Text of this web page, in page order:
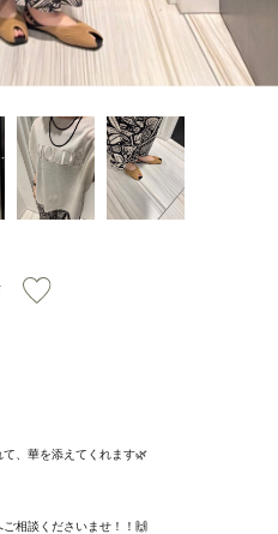
、華を添えてくれます🌿
相談くださいませ！！🙌